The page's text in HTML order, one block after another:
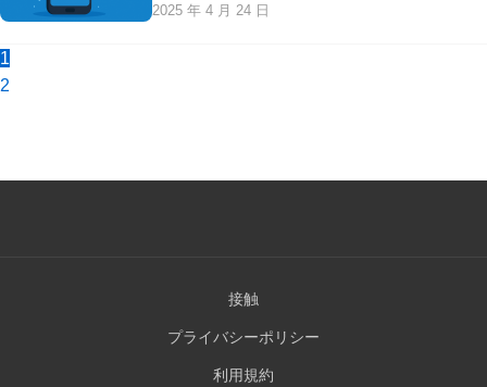
2025 年 4 月 24 日
1
2
接触
プライバシーポリシー
利用規約